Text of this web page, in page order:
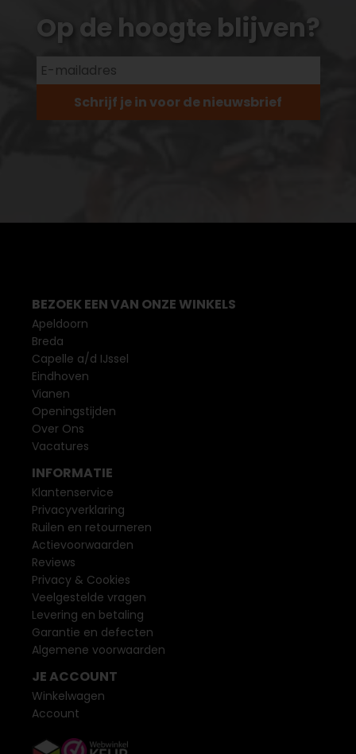
Op de hoogte blijven?
Schrijf je in voor de nieuwsbrief
BEZOEK EEN VAN ONZE WINKELS
Apeldoorn
Breda
Capelle a/d IJssel
Eindhoven
Vianen
Openingstijden
Over Ons
Vacatures
INFORMATIE
Klantenservice
Privacyverklaring
Ruilen en retourneren
Actievoorwaarden
Reviews
Privacy & Cookies
Veelgestelde vragen
Levering en betaling
Garantie en defecten
Algemene voorwaarden
JE ACCOUNT
Winkelwagen
Account